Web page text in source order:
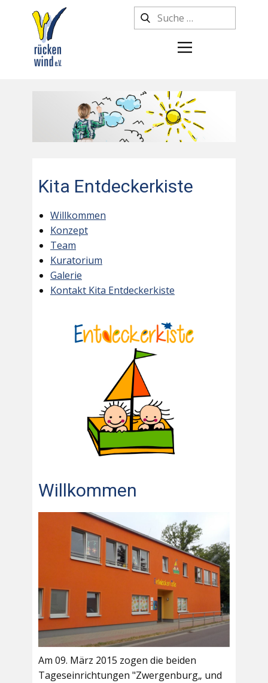
Kita Entdeckerkiste
Willkommen
Konzept
Team
Kuratorium
Galerie
Kontakt Kita Entdeckerkiste
Willkommen
Am 09. März 2015 zogen die beiden
Tageseinrichtungen "Zwergenburg„ und